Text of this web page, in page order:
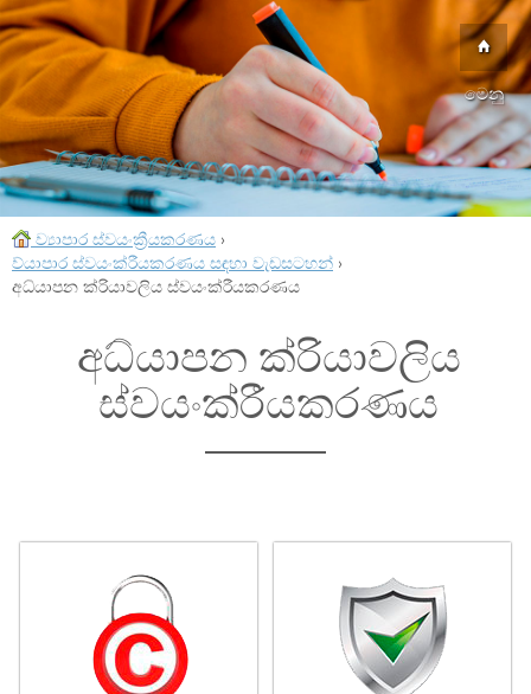
මෙනු
ව්‍යාපාර ස්වයංක්‍රීයකරණය ›
ව්යාපාර ස්වයංක්රීයකරණය සඳහා වැඩසටහන් ›
අධ්යාපන ක්රියාවලිය ස්වයංක්රීයකරණය
අධ්යාපන ක්රියාවලිය
ස්වයංක්රීයකරණය